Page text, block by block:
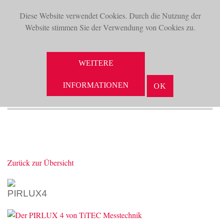
Diese Website verwendet Cookies. Durch die Nutzung der
Website stimmen Sie der Verwendung von Cookies zu.
WEITERE
INFORMATIONEN OK
Zurück zur Übersicht
PIRLUX4